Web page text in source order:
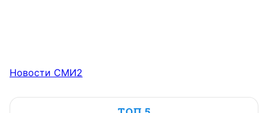
Новости СМИ2